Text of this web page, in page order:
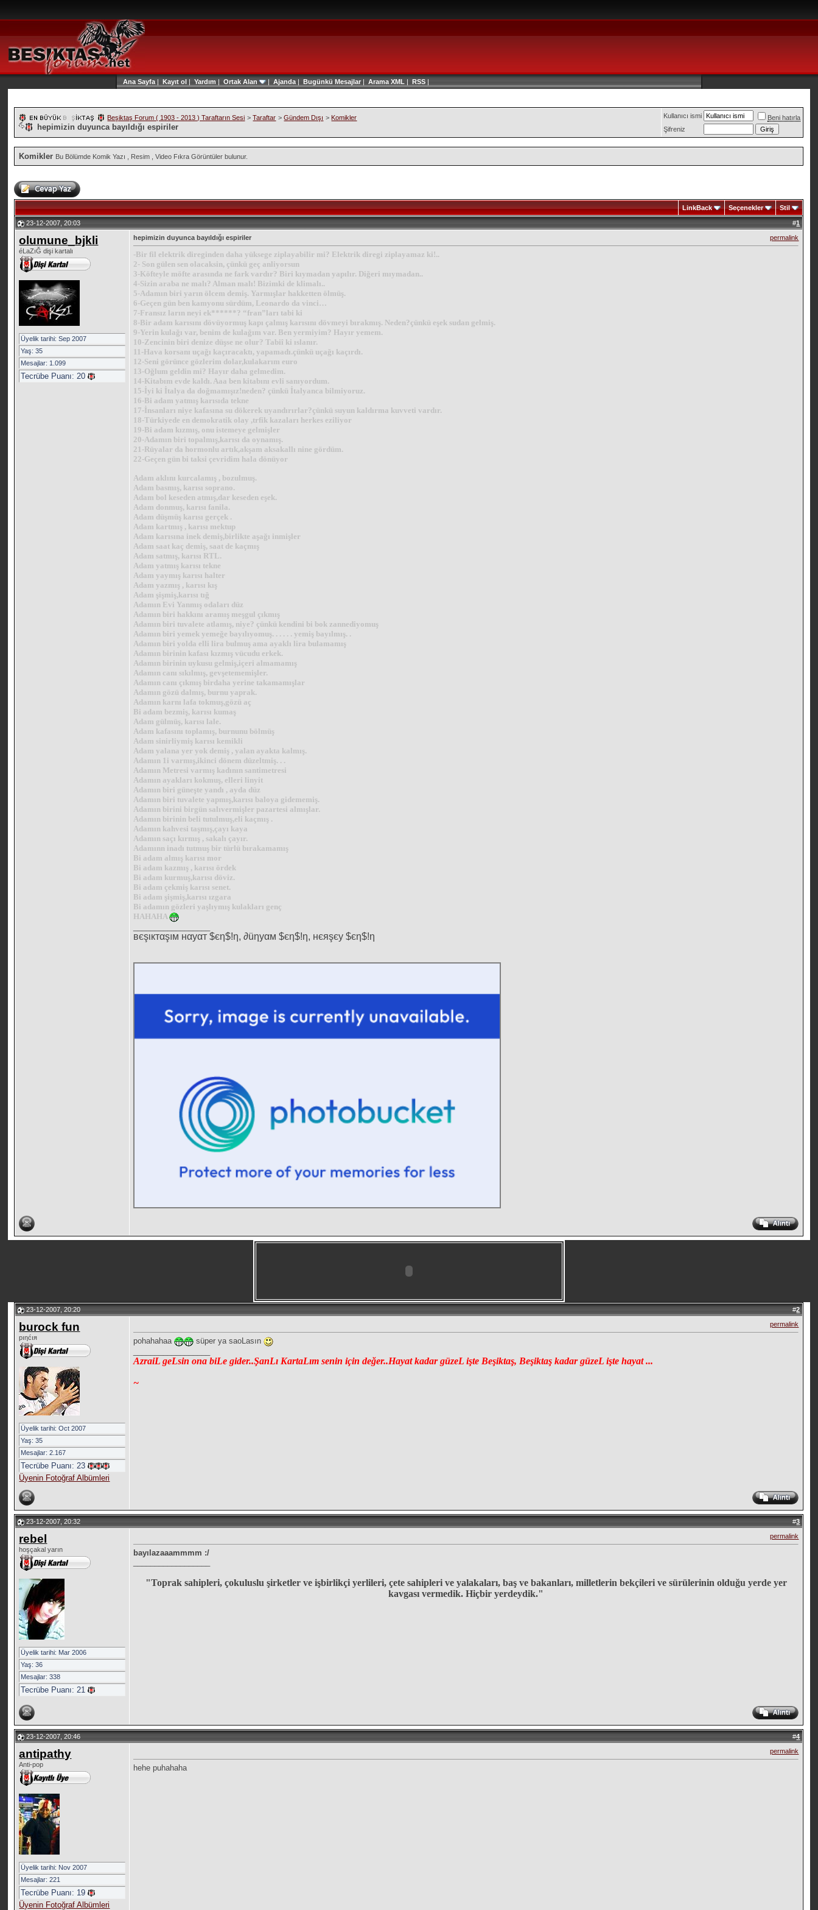
Ana Sayfa | Kayıt ol | Yardım | Ortak Alan | Ajanda | Bugünkü Mesajlar| Arama XML | RSS |
Beşiktaş Forum ( 1903 - 2013 ) Taraftarın Sesi >Taraftar >Gündem Dışı > Komikler
hepimizin duyunca bayıldığı espiriler
Kullanıcı ismi
Beni hatırla
Şifreniz
Komikler Bu Bölümde Komik Yazı , Resim , Video Fıkra Görüntüler bulunur.
LinkBack Seçenekler Stil
23-12-2007, 20:03 #1
olumune_bjkli
éLaZıĞ dişi kartalı
Üyelik tarihi: Sep 2007
Yaş: 35
Mesajlar: 1.099
Tecrübe Puanı:20
hepimizin duyunca bayıldığı espiriler permalink
-Bir fil elektrik direginden daha yüksege ziplayabilir mi? Elektrik diregi ziplayamaz ki!..
2- Son gülen sen olacaksin, çünkü geç anliyorsun
3-Köfteyle möfte arasında ne fark vardır? Biri kıymadan yapılır. Diğeri mıymadan..
4-Sizin araba ne malı? Alman malı! Bizimki de klimalı..
5-Adamın biri yarın ölcem demiş. Yarmışlar hakketten ölmüş.
6-Geçen gün ben kamyonu sürdüm, Leonardo da vinci…
7-Fransız ların neyi ek******? “fran”ları tabi ki
8-Bir adam karısını dövüyormuş kapı çalmış karısını dövmeyi bırakmış. Neden?çünkü eşek sudan gelmiş.
9-Yerin kulağı var, benim de kulağım var. Ben yermiyim? Hayır yemem.
10-Zencinin biri denize düşse ne olur? Tabiî ki ıslanır.
11-Hava korsanı uçağı kaçıracaktı, yapamadı.çünkü uçağı kaçırdı.
12-Seni görünce gözlerim dolar,kulakarım euro
13-Oğlum geldin mi? Hayır daha gelmedim.
14-Kitabım evde kaldı. Aaa ben kitabını evli sanıyordum.
15-İyi ki İtalya da doğmamışız!neden? çünkü İtalyanca bilmiyoruz.
16-Bi adam yatmış karısıda tekne
17-İnsanları niye kafasına su dökerek uyandırırlar?çünkü suyun kaldırma kuvveti vardır.
18-Türkiyede en demokratik olay ,trfik kazaları herkes eziliyor
19-Bi adam kızmış, onu istemeye gelmişler
20-Adamın biri topalmış,karısı da oynamış.
21-Rüyalar da hormonlu artık,akşam aksakallı nine gördüm.
22-Geçen gün bi taksi çevridim hala dönüyor
Adam aklını kurcalamış , bozulmuş.
Adam basmış, karısı soprano.
Adam bol keseden atmış,dar keseden eşek.
Adam donmuş, karısı fanila.
Adam düşmüş karısı gerçek .
Adam kartmış , karısı mektup
Adam karısına inek demiş,birlikte aşağı inmişler
Adam saat kaç demiş, saat de kaçmış
Adam satmış, karısı RTL.
Adam yatmış karısı tekne
Adam yaymış karısı halter
Adam yazmış , karısı kış
Adam şişmiş,karısı tığ
Adamın Evi Yanmış odaları düz
Adamın biri hakkını aramış meşgul çıkmış
Adamın biri tuvalete atlamış, niye? çünkü kendini bi bok zannediyomuş
Adamın biri yemek yemeğe bayılıyomuş. . . . . . yemiş bayılmış. .
Adamın biri yolda elli lira bulmuş ama ayaklı lira bulamamış
Adamın birinin kafası kızmış vücudu erkek.
Adamın birinin uykusu gelmiş,içeri almamamış
Adamın canı sıkılmış, gevşetememişler.
Adamın canı çıkmış birdaha yerine takamamışlar
Adamın gözü dalmış, burnu yaprak.
Adamın karnı lafa tokmuş,gözü aç
Bi adam bezmiş, karısı kumaş
Adam gülmüş, karısı lale.
Adam kafasını toplamış, burnunu bölmüş
Adam sinirliymiş karısı kemikli
Adam yalana yer yok demiş , yalan ayakta kalmış.
Adamın 1i varmış,ikinci dönem düzeltmiş. . .
Adamın Metresi varmış kadının santimetresi
Adamın ayakları kokmuş, elleri linyit
Adamın biri güneşte yandı , ayda düz
Adamın biri tuvalete yapmış,karısı baloya gidememiş.
Adamın birini birgün salıvermişler pazartesi almışlar.
Adamın birinin beli tutulmuş,eli kaçmış .
Adamın kahvesi taşmış,çayı kaya
Adamın saçı kırmış , sakalı çayır.
Adamınn inadı tutmuş bir türlü bırakamamış
Bi adam almış karısı mor
Bi adam kazmış , karısı ördek
Bi adam kurmuş,karısı döviz.
Bi adam çekmiş karısı senet.
Bi adam şişmiş,karısı ızgara
Bi adamın gözleri yaşlıymış kulakları genç
HAHAHA
вєşιктαşıм нαуαт $єη$!η, ∂üηуαм $єη$!η, нєяşєу $єη$!η
23-12-2007, 20:20 #2
burock fun
pıηćıя
Üyelik tarihi: Oct 2007
Yaş: 35
Mesajlar: 2.167
Tecrübe Puanı:23
Üyenin Fotoğraf Albümleri
permalink
pohahahaa
süper ya saoLasın
AzraiL geLsin ona biLe gider..ŞanLı KartaLım senin için değer..Hayat kadar güzeL işte Beşiktaş, Beşiktaş kadar güzeL işte hayat ...
~
23-12-2007, 20:32 #3
rebel
hoşçakal yarın
Üyelik tarihi: Mar 2006
Yaş: 36
Mesajlar: 338
Tecrübe Puanı:21
permalink
bayılazaaammmm :/
"Toprak sahipleri, çokuluslu şirketler ve işbirlikçi yerlileri, çete sahipleri ve yalakaları, baş ve bakanları, milletlerin bekçileri ve sürülerinin olduğu yerde yer
kavgası vermedik. Hiçbir yerdeydik."
23-12-2007, 20:46 #4
antipathy
Anti-pop
Üyelik tarihi: Nov 2007
Mesajlar: 221
Tecrübe Puanı: 19
Üyenin Fotoğraf Albümleri
permalink
hehe puhahaha